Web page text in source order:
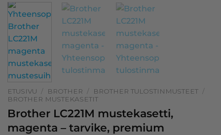
ETUSIVU / BROTHER / BROTHER TULOSTINMUSTEET /
BROTHER MUSTEKASETIT
Brother LC221M mustekasetti,
magenta – tarvike, premium